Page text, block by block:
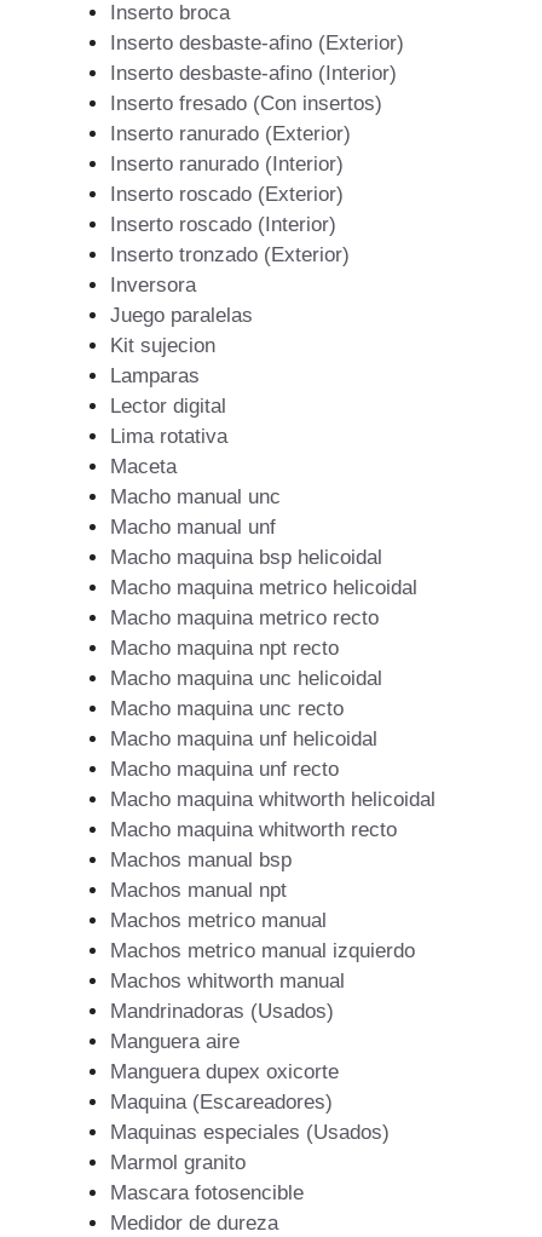
Inserto broca
Inserto desbaste-afino (Exterior)
Inserto desbaste-afino (Interior)
Inserto fresado (Con insertos)
Inserto ranurado (Exterior)
Inserto ranurado (Interior)
Inserto roscado (Exterior)
Inserto roscado (Interior)
Inserto tronzado (Exterior)
Inversora
Juego paralelas
Kit sujecion
Lamparas
Lector digital
Lima rotativa
Maceta
Macho manual unc
Macho manual unf
Macho maquina bsp helicoidal
Macho maquina metrico helicoidal
Macho maquina metrico recto
Macho maquina npt recto
Macho maquina unc helicoidal
Macho maquina unc recto
Macho maquina unf helicoidal
Macho maquina unf recto
Macho maquina whitworth helicoidal
Macho maquina whitworth recto
Machos manual bsp
Machos manual npt
Machos metrico manual
Machos metrico manual izquierdo
Machos whitworth manual
Mandrinadoras (Usados)
Manguera aire
Manguera dupex oxicorte
Maquina (Escareadores)
Maquinas especiales (Usados)
Marmol granito
Mascara fotosencible
Medidor de dureza